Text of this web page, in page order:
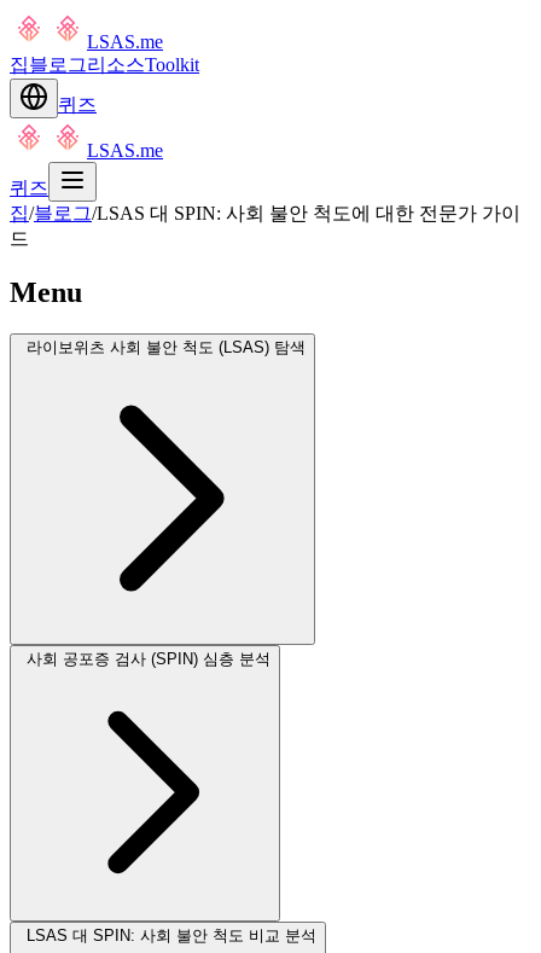
LSAS.me
집블로그리소스Toolkit
퀴즈
LSAS.me
퀴즈
집/블로그/LSAS 대 SPIN: 사회 불안 척도에 대한 전문가 가이
드
Menu
라이보위츠 사회 불안 척도 (LSAS) 탐색
사회 공포증 검사 (SPIN) 심층 분석
LSAS 대 SPIN: 사회 불안 척도 비교 분석